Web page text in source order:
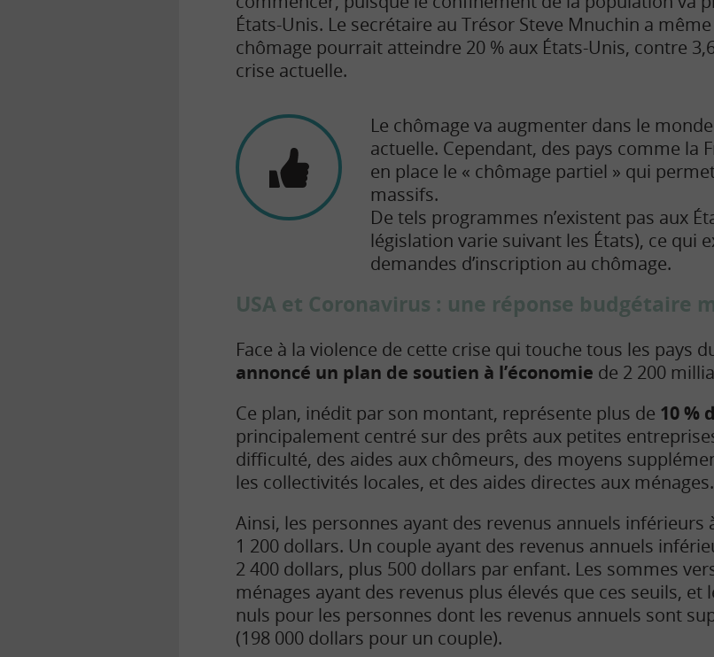
États-Unis. Le secrétaire au Trésor Steve Mnuchin a
chômage pourrait atteindre 20 % aux États-Unis, contre
crise actuelle.
Le chômage va augmenter dans le
actuelle. Cependant, des pays comme la
en place le « chômage partiel » qui
massifs.
De tels programmes n’existent pas aux
législation varie suivant les États), ce qui
demandes d’inscription au chômage.
USA et Coronavirus : une réponse budgétaire
Face à la violence de cette crise qui touche tous les pays
annoncé un plan de soutien à l’économie de 2 200
Ce plan, inédit par son montant, représente plus de 10 %
principalement centré sur des prêts aux petites
difficulté, des aides aux chômeurs, des moyens
les collectivités locales, et des aides directes aux ménages.
Ainsi, les personnes ayant des revenus annuels inférieurs
1 200 dollars. Un couple ayant des revenus annuels
2 400 dollars, plus 500 dollars par enfant. Les sommes
ménages ayant des revenus plus élevés que ces seuils,
nuls pour les personnes dont les revenus annuels sont
(198 000 dollars pour un couple).